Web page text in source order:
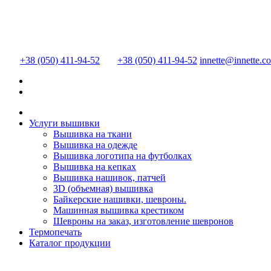
+38 (050) 411-94-52 +38 (050) 411-94-52
Услуги вышивки
Вышивка на ткани
Вышивка на одежде
Вышивка логотипа на футболках
Вышивка на кепках
Вышивка нашивок, патчей
3D (объемная) вышивка
Байкерские нашивки, шевроны.
Машинная вышивка крестиком
Шевроны на заказ, изготовление шевронов
Термопечать
Каталог продукции